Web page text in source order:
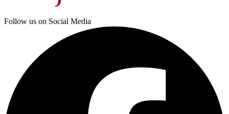
Follow us on Social Media